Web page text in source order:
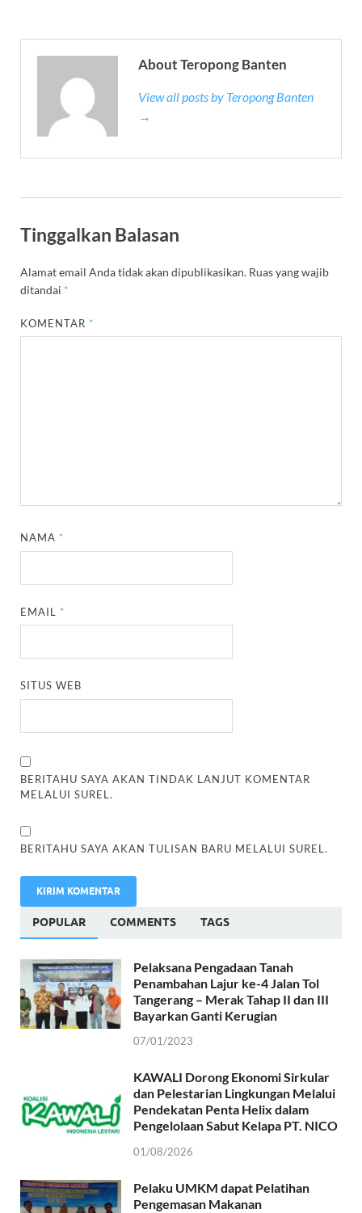
About Teropong Banten
View all posts by Teropong Banten
→
Tinggalkan Balasan
Alamat email Anda tidak akan dipublikasikan. Ruas yang wajib
ditandai *
KOMENTAR *
NAMA *
EMAIL *
SITUS WEB
BERITAHU SAYA AKAN TINDAK LANJUT KOMENTAR
MELALUI SUREL.
BERITAHU SAYA AKAN TULISAN BARU MELALUI SUREL.
POPULAR COMMENTS TAGS
Pelaksana Pengadaan Tanah
Penambahan Lajur ke-4 Jalan Tol
Tangerang – Merak Tahap II dan III
Bayarkan Ganti Kerugian
07/01/2023
KAWALI Dorong Ekonomi Sirkular
dan Pelestarian Lingkungan Melalui
Pendekatan Penta Helix dalam
Pengelolaan Sabut Kelapa PT. NICO
01/08/2026
Pelaku UMKM dapat Pelatihan
Pengemasan Makanan